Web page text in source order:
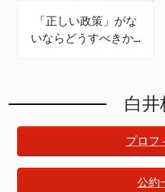
「正しい政策」がな
いならどうすべきか:
白井
プロフ
公約